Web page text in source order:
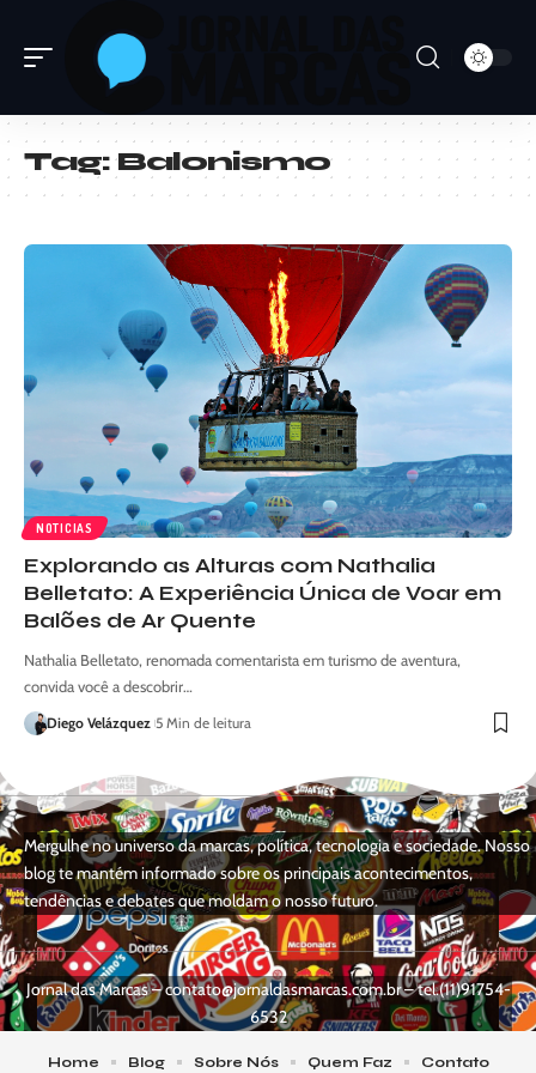
Tag:Balonismo
NOTICIAS
Explorando as Alturas com Nathalia
Belletato: A Experiência Única de Voar em
Balões de Ar Quente
Nathalia Belletato, renomada comentarista em turismo de aventura,
convida você a descobrir…
Diego Velázquez 5 Min de leitura
Mergulhe no universo da marcas, política, tecnologia e sociedade. Nosso
blog te mantém informado sobre os principais acontecimentos,
tendências e debates que moldam o nosso futuro.
Jornal das Marcas –contato@jornaldasmarcas.com.br– tel.(11)91754-
6532
Home Blog Sobre Nós Quem Faz Contato